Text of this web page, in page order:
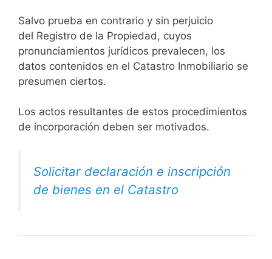
Salvo prueba en contrario y sin perjuicio
del Registro de la Propiedad, cuyos
pronunciamientos jurídicos prevalecen, los
datos contenidos en el Catastro Inmobiliario se
presumen ciertos.
Los actos resultantes de estos procedimientos
de incorporación deben ser motivados.
Solicitar declaración e inscripción
de bienes en el Catastro